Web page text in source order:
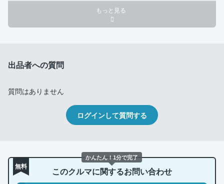
もっと見る
出品者への質問
質問はありません
ログインして質問する
無料 このクルマに関するお問い合わせ
かんたん！1分で完了